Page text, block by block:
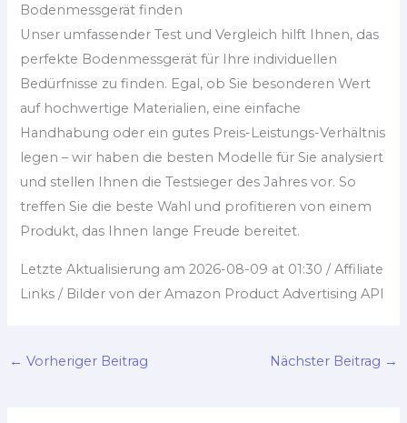
Bodenmessgerät finden
Unser umfassender Test und Vergleich hilft Ihnen, das
perfekte Bodenmessgerät für Ihre individuellen
Bedürfnisse zu finden. Egal, ob Sie besonderen Wert
auf hochwertige Materialien, eine einfache
Handhabung oder ein gutes Preis-Leistungs-Verhältnis
legen – wir haben die besten Modelle für Sie analysiert
und stellen Ihnen die Testsieger des Jahres vor. So
treffen Sie die beste Wahl und profitieren von einem
Produkt, das Ihnen lange Freude bereitet.
Letzte Aktualisierung am 2026-08-09 at 01:30 / Affiliate
Links / Bilder von der Amazon Product Advertising API
← Vorheriger Beitrag Nächster Beitrag →